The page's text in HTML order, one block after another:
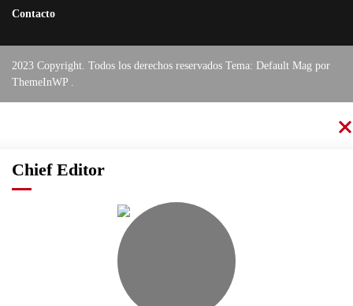
Contacto
2023 Copyright. Todos los derechos reservados Tema: Default Mag por
ThemeInWP
Chief Editor